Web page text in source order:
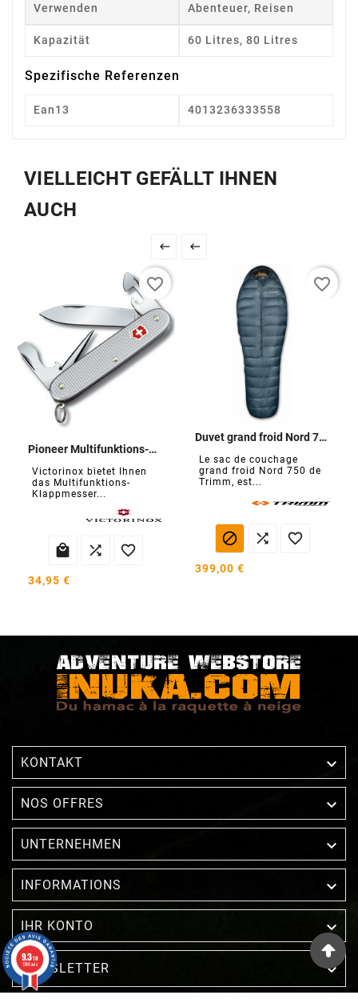
Verwenden Abenteuer, Reisen
Kapazität 60 Litres, 80 Litres
Spezifische Referenzen
Ean13 4013236333558
VIELLEICHT GEFÄLLT IHNEN
AUCH
 
Pioneer Multifunktions-Schweizer Taschenmesser
Victorinox bietet Ihnen
das Multifunktions-
Klappmesser...
  
34,95 €
favorite_border
Duvet grand froid Nord 750
Le sac de couchage
grand froid Nord 750 de
Trimm, est...
  
399,00 €
favorite_border
KONTAKT 
NOS OFFRES 
UNTERNEHMEN 
INFORMATIONS 
IHR KONTO 
NEWSLETTER 
9.3/10
1388 avis